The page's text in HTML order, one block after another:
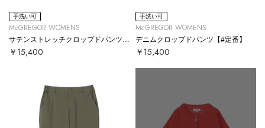
手洗い可
McGREGOR WOMENS
￥15,400
手洗い可
McGREGOR WOMENS
デニムクロップドパンツ【#定番】
￥15,400